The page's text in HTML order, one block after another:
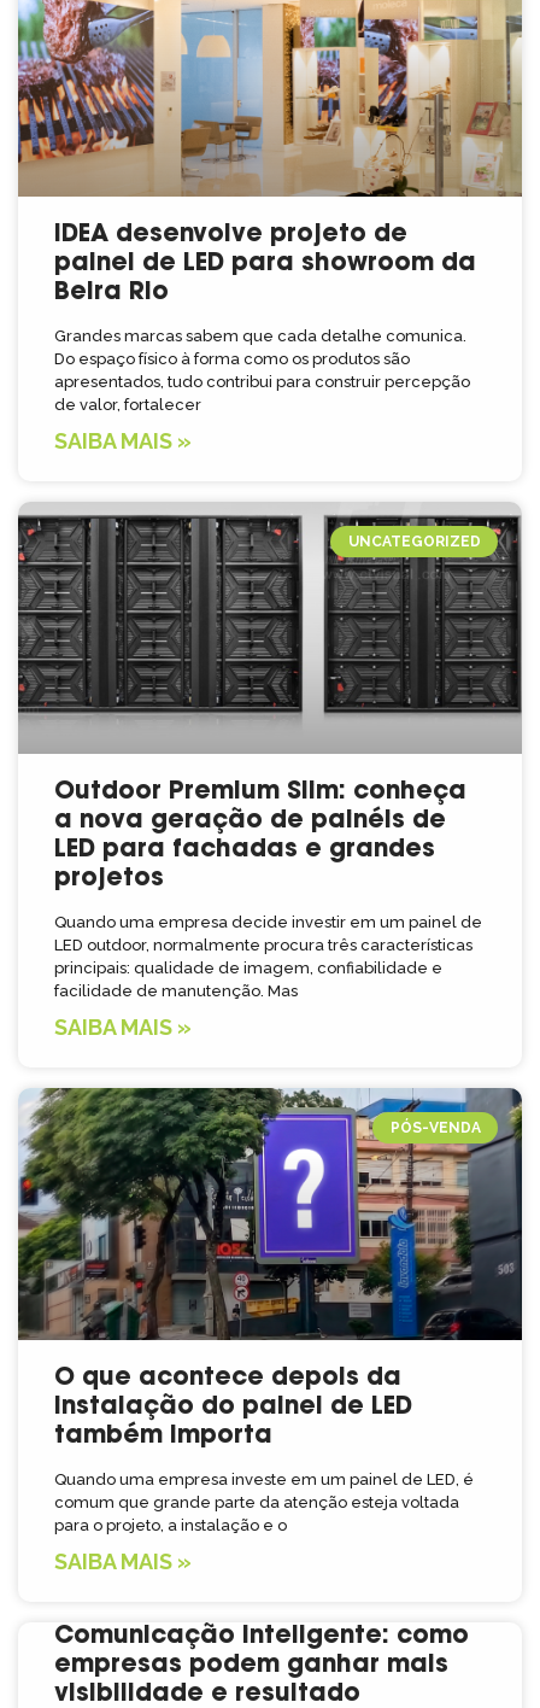
IDEA desenvolve projeto de
painel de LED para showroom da
Beira Rio
Grandes marcas sabem que cada detalhe comunica.
Do espaço físico à forma como os produtos são
apresentados, tudo contribui para construir percepção
de valor, fortalecer
SAIBA MAIS »
UNCATEGORIZED
Outdoor Premium Slim: conheça
a nova geração de painéis de
LED para fachadas e grandes
projetos
Quando uma empresa decide investir em um painel de
LED outdoor, normalmente procura três características
principais: qualidade de imagem, confiabilidade e
facilidade de manutenção. Mas
SAIBA MAIS »
PÓS-VENDA
O que acontece depois da
instalação do painel de LED
também importa
Quando uma empresa investe em um painel de LED, é
comum que grande parte da atenção esteja voltada
para o projeto, a instalação e o
SAIBA MAIS »
Comunicação inteligente: como
empresas podem ganhar mais
visibilidade e resultado